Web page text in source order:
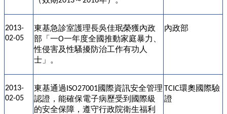
2013-
02-05
東基急診室護理長吳佳珉榮獲內政
部「一O一年度全國推動家庭暴力、
性侵害及性騷擾防治工作有功人
士」。
內政部
2013-
02-05
東基通過 ISO27001國際資訊安全管理
認證，能確保電子病歷受到國際級
的安全保障，遵守行政院衛生福利
TCIC環奧國際驗
證